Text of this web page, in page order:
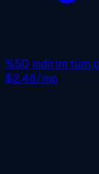
%50 indirim tüm
$2.48/mo